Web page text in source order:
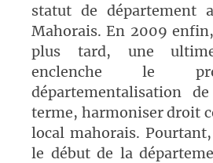
statut de département
Mahorais. En 2009
plus tard, une
enclenche le
départementalisation
terme, harmoniser droit
local mahorais.
le début de la